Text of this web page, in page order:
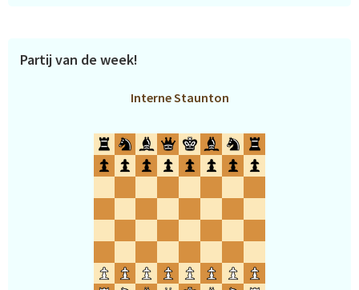
Partij van de week!
Interne Staunton